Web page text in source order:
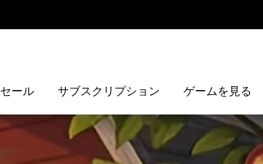
セール サブスクリプション ゲームを見る